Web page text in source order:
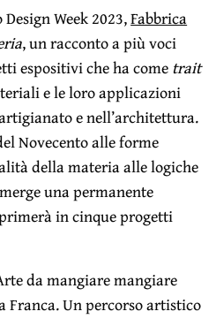
Week 2023,Fabbrica
, un racconto a più voci
espositivi che ha cometrait
e le loro applicazioni
e nell’architettura.
Novecento alle forme
della materia alle logiche
una permanente
in cinque progetti
da mangiare mangiare
Franca. Un percorso artistico